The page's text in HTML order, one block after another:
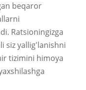
beqaror
Ratsioningizga
siz yallig'lanishni
tizimini himoya